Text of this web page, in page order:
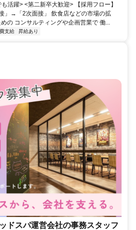
活躍> <第二新卒大歓迎> 【採用フロー】
」→「2次面接」 飲食店などの市場の拡
の コンサルティングや企画営業で 働...
支給 昇給あり
ドスパ運営会社の事務スタッフ